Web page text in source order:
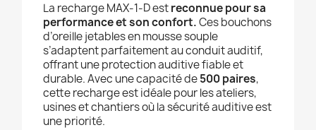
La recharge MAX-1-D estreconnue pour sa
performance et son confort.Ces bouchons
d’oreille jetables en mousse souple
s’adaptent parfaitement au conduit auditif,
offrant une protection auditive fiable et
durable. Avec une capacité de500 paires,
cette recharge est idéale pour les ateliers,
usines et chantiers où la sécurité auditive est
une priorité.